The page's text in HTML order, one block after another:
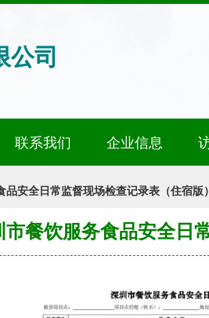
公司
联系我们 企业信息
品安全日常监督现场检查记录表（住宿版）
市餐饮服务食品安全日